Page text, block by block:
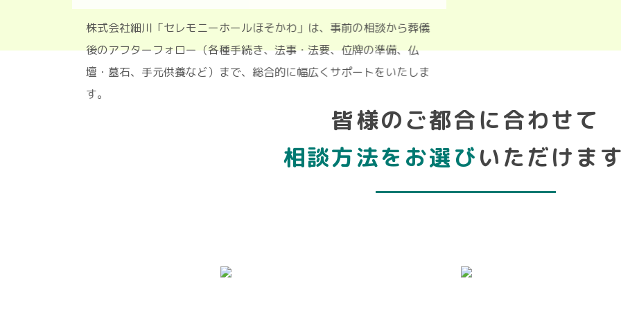
株式会社細川「セレモニーホールほそかわ」は、事前の相談から葬儀
後のアフターフォロー（各種手続き、法事・法要、位牌の準備、仏
壇・墓石、手元供養など）まで、総合的に幅広くサポートをいたしま
皆様のご都合に合わせて
相談方法をお選びいただけま